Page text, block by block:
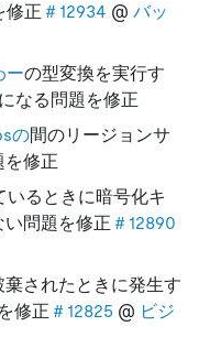
修正 ＃12934 @ バッ
ーの型変換を実行す
なる問題を修正
の間のリージョンサ
を修正
いるときに暗号化キ
問題を修正 ＃12890
されたときに発生す
修正 ＃12825 @ ビジ